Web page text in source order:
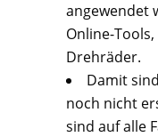
angewendet
Online-
Drehräder.
Damit
noch nicht
sind auf alle